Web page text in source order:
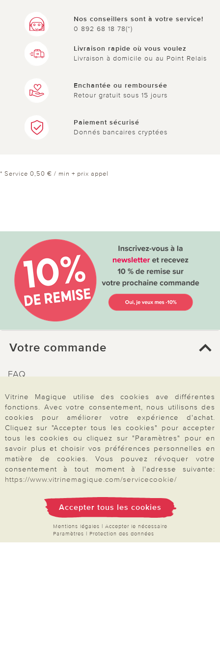
Nos conseillers sont à votre service!
0 892 68 18 78(*)
Livraison rapide où vous voulez
Livraison à domicile ou au Point Relais
Enchantée ou remboursée
Retour gratuit sous 15 jours
Paiement sécurisé
Donnés bancaires cryptées
* Service 0,50 € / min + prix appel
Votre commande
FAQ
Inscription Newsletter
Demande de catalogue
Données personnelles
Droit de rétractation
Rétractation
Paiement & Livraison
Vitrine Magique utilise des cookies ave différentes
fonctions. Avec votre consentement, nous utilisons des
cookies pour améliorer votre expérience d'achat.
Cliquez sur "Accepter tous les cookies" pour accepter
tous les cookies ou cliquez sur "Paramètres" pour en
savoir plus et choisir vos préférences personnelles en
matière de cookies. Vous pouvez révoquer votre
consentement à tout moment à l'adresse suivante:
https://www.vitrinemagique.com/servicecookie/
Accepter tous les cookies
Mentions légales | Accepter le nécessaire
Paramètres | Protection des données